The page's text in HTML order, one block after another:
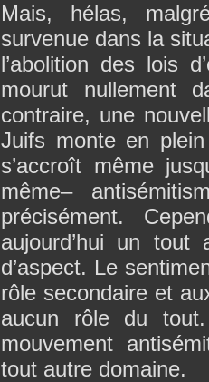
Mais, hélas,
survenue dans la
l’abolition des lois
mourut nullement
contraire, une
Juifs monte en
s’accroît même
même–
précisément.
aujourd’hui un
d’aspect. Le
rôle secondaire et
aucun rôle du
mouvement
tout autre domaine.